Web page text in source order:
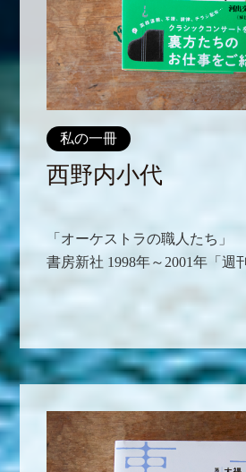
私の一冊
西野内小代
「オーケストラの職人たち
書房新社 1998年～2001年「週